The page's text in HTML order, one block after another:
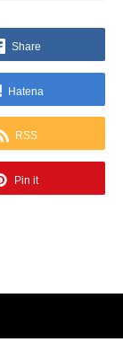
Share
Hatena
RSS
Pin it